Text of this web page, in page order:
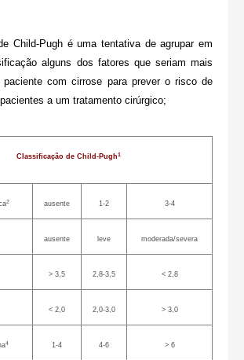
Child-Pugh é uma tentativa de agrupar em
alguns dos fatores que seriam mais
paciente com cirrose para prever o risco de
a um tratamento cirúrgico;
Classificação de Child-Pugh1
2 ausente 1-2 3-4
ausente leve moderada/severa
> 3,5 2,8-3,5 < 2,8
< 2,0 2,0-3,0 > 3,0
4 1-4 4-6 > 6